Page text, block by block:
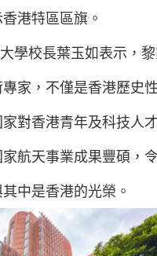
港特區區旗。
學校長葉玉如表示，
家，不僅是香港歷史
對香港青年及科技人
航天事業成果豐碩，
中是香港的光榮。